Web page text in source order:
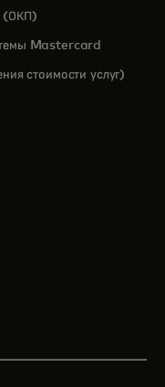
(ОКП)
Mastercard
стоимости услуг)
in a new tab
tab
in a new tab
new tab